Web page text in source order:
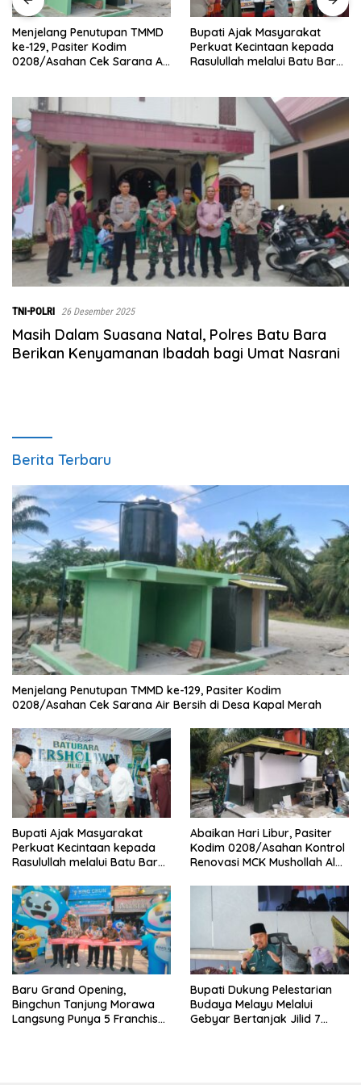
Bupati Ajak Masyarakat
Perkuat Kecintaan kepada
Rasulullah melalui Batu Bara
Abaikan Hari Libur, Pasiter
Kodim 0208/Asahan Kontrol
Renovasi MCK Mushollah Al
TNI-POLRI 26 Desember 2025
Masih Dalam Suasana Natal, Polres Batu Bara
Berikan Kenyamanan Ibadah bagi Umat Nasrani
Berita Terbaru
Menjelang Penutupan TMMD ke-129, Pasiter Kodim
0208/Asahan Cek Sarana Air Bersih di Desa Kapal Merah
Bupati Ajak Masyarakat
Perkuat Kecintaan kepada
Rasulullah melalui Batu Bara
Abaikan Hari Libur, Pasiter
Kodim 0208/Asahan Kontrol
Renovasi MCK Mushollah Al
‎Baru Grand Opening,
Bingchun Tanjung Morawa
Langsung Punya 5 Franchise
Bupati Dukung Pelestarian
Budaya Melayu Melalui
Gebyar Bertanjak Jilid 7